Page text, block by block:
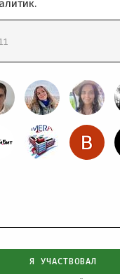
Я УЧАСТВОВАЛ